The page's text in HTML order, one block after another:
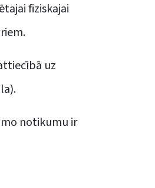
fiziskajai
uz
notikumu ir